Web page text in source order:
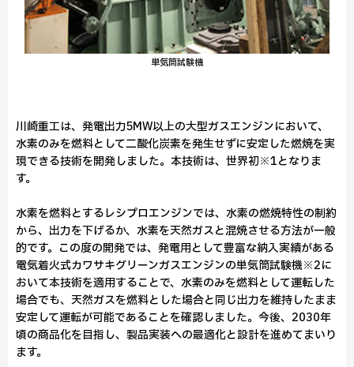
単気筒試験機
川崎重工は、発電出力5MW以上の大型ガスエンジンにおいて、
水素のみを燃料として二酸化炭素を発生せずに安定した燃焼を実
現できる技術を開発しました。本技術は、世界初※1となりま
す。
水素を燃料とするレシプロエンジンでは、水素の燃焼特性の制約
から、出力を下げるか、水素を天然ガスと混焼させる方法が一般
的です。この度の開発では、発電用として豊富な納入実績がある
電気着火式カワサキグリーンガスエンジンの単気筒試験機※2に
おいて本技術を適用することで、水素のみを燃料として運転した
場合でも、天然ガスを燃料とした場合と同じ出力を維持したまま
安定して運転が可能であることを確認しました。今後、2030年
頃の商品化を目指し、製品実装への最適化と設計を進めてまいり
ます。